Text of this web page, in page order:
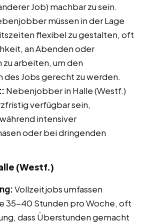
Job) machbar zu sein.
müssen in der Lage
flexibel zu gestalten, oft
an Abenden oder
arbeiten, um den
des Jobs gerecht zu werden.
Nebenjobber in Halle (Westf.)
verfügbar sein,
intensiver
oder bei dringenden
(Westf.)
Vollzeitjobs umfassen
35-40 Stunden pro Woche, oft
dass Überstunden gemacht